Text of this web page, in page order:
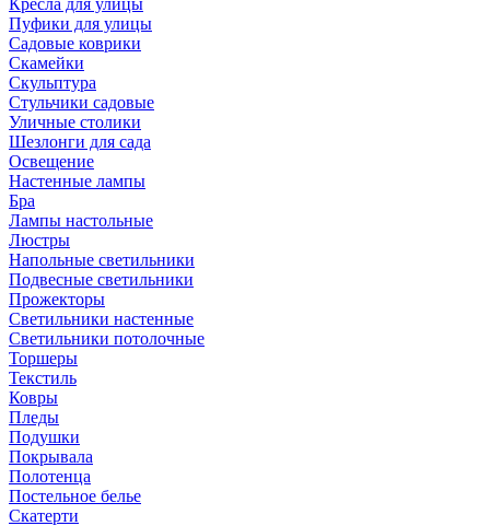
Кресла для улицы
Пуфики для улицы
Садовые коврики
Скамейки
Скульптура
Стульчики садовые
Уличные столики
Шезлонги для сада
Освещение
Hастенные лампы
Бра
Лампы настольные
Люстры
Напольные светильники
Подвесные светильники
Прожекторы
Светильники настенные
Светильники потолочные
Торшеры
Текстиль
Ковры
Пледы
Подушки
Покрывала
Полотенца
Постельное белье
Скатерти